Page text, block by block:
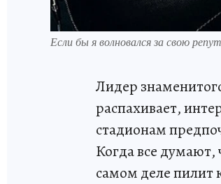
Если бы я волновался за свою
Лидер
распахивает,
стадионам
Когда все думают,
самом деле пилит